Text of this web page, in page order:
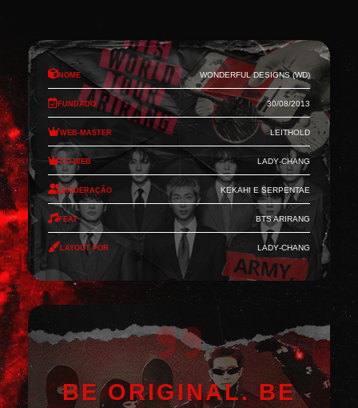
Nome Wonderful Designs (WD)
Fundado 30/08/2013
Web-Master Leithold
Co-Web Lady-Chang
Moderação Kekahi e Serpentae
Feat BTS Arirang
Layout por Lady-Chang
BE ORIGINAL. BE